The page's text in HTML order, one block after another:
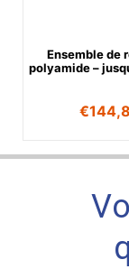
Ensemble de
polyamide –
€